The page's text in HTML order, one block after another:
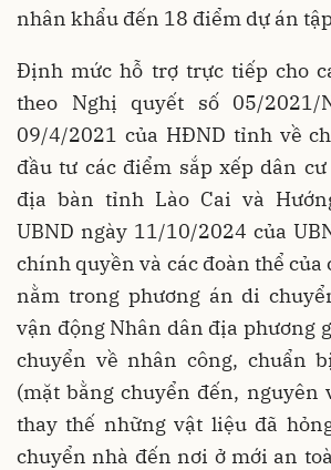
nhân khẩu đến 18 điểm dự án
Định mức hỗ trợ trực tiếp cho
theo Nghị quyết số 05/2021/
09/4/2021 của HĐND tỉnh về
đầu tư các điểm sắp xếp dân
địa bàn tỉnh Lào Cai và
UBND ngày 11/10/2024 của
chính quyền và các đoàn thể của
nằm trong phương án di
vận động Nhân dân địa phương
chuyển về nhân công, chuẩn
(mặt bằng chuyển đến, nguyên
thay thế những vật liệu đã
chuyển nhà đến nơi ở mới an